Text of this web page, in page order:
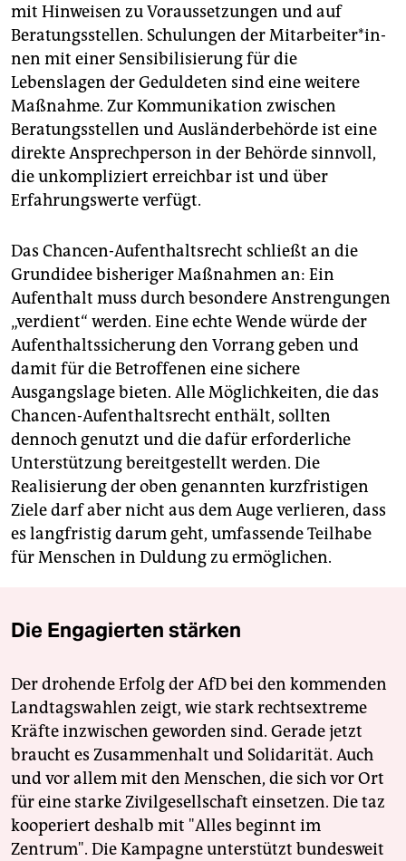
mit Hinweisen zu Voraussetzungen und auf
Beratungsstellen. Schulungen der Mit­ar­bei­te­r*in­
nen mit einer Sensibilisierung für die
Lebenslagen der Geduldeten sind eine weitere
Maßnahme. Zur Kommunikation zwischen
Beratungsstellen und Ausländerbehörde ist eine
direkte Ansprechperson in der Behörde sinnvoll,
die unkompliziert erreichbar ist und über
Erfahrungswerte verfügt.
Das Chancen-Aufenthaltsrecht schließt an die
Grundidee bisheriger Maßnahmen an: Ein
Aufenthalt muss durch besondere Anstrengungen
„verdient“ werden. Eine echte Wende würde der
Aufenthaltssicherung den Vorrang geben und
damit für die Betroffenen eine sichere
Ausgangslage bieten. Alle Möglichkeiten, die das
Chancen-Aufenthaltsrecht enthält, sollten
dennoch genutzt und die dafür erforderliche
Unterstützung bereitgestellt werden. Die
Realisierung der oben genannten kurzfristigen
Ziele darf aber nicht aus dem Auge verlieren, dass
es langfristig darum geht, umfassende Teilhabe
für Menschen in Duldung zu ermöglichen.
Die Engagierten stärken
Der drohende Erfolg der AfD bei den kommenden
Landtagswahlen zeigt, wie stark rechtsextreme
Kräfte inzwischen geworden sind. Gerade jetzt
braucht es Zusammenhalt und Solidarität. Auch
und vor allem mit den Menschen, die sich vor Ort
für eine starke Zivilgesellschaft einsetzen. Die taz
kooperiert deshalb mit "Alles beginnt im
Zentrum". Die Kampagne unterstützt bundesweit